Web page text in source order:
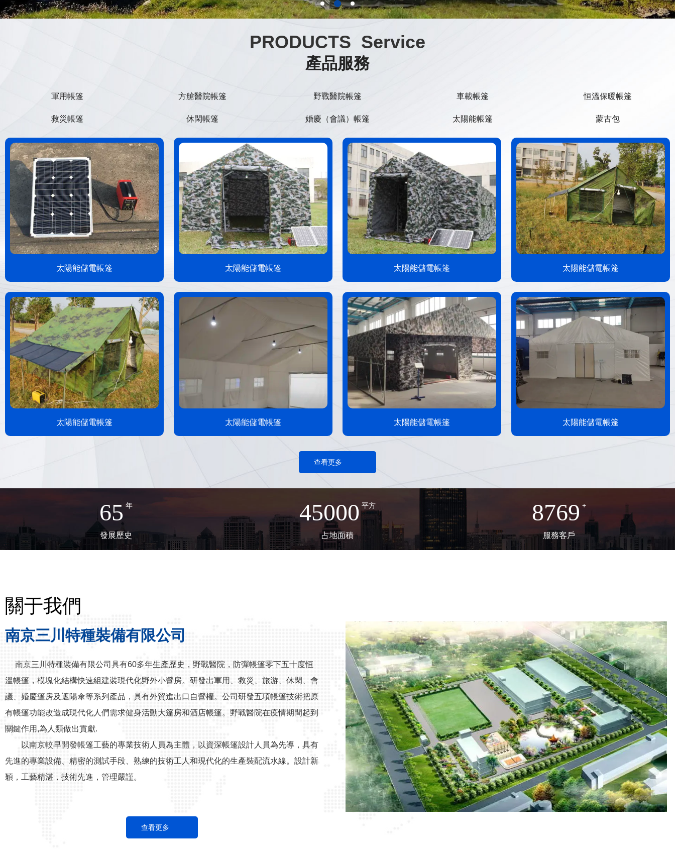
PRODUCTS Service
產品服務
軍用帳篷 方艙醫院帳篷 野戰醫院帳篷 車載帳篷 恒溫保暖帳篷
救災帳篷 休閑帳篷 婚慶（會議）帳篷 太陽能帳篷 蒙古包
太陽能儲電帳篷 太陽能儲電帳篷 太陽能儲電帳篷 太陽能儲電帳篷
太陽能儲電帳篷 太陽能儲電帳篷 太陽能儲電帳篷 太陽能儲電帳篷
查看更多
65 年
發展歷史
45000 平方
占地面積
8769 +
服務客戶
關于我們
南京三川特種裝備有限公司
南京三川特種裝備有限公司具有60多年生產歷史，野戰醫院，防彈帳篷零下五十度恒
溫帳篷，模塊化結構快速組建裝現代化野外小營房。研發出軍用、救災、旅游、休閑、會
議、婚慶篷房及遮陽傘等系列產品，具有外貿進出口自營權。公司研發五項帳篷技術把原
有帳篷功能改造成現代化人們需求健身活動大篷房和酒店帳篷。野戰醫院在疫情期間起到
關鍵作用,為人類做出貢獻.
以南京較早開發帳篷工藝的專業技術人員為主體，以資深帳篷設計人員為先導，具有
先進的專業設備、精密的測試手段、熟練的技術工人和現代化的生產裝配流水線。設計新
穎，工藝精湛，技術先進，管理嚴謹。
查看更多